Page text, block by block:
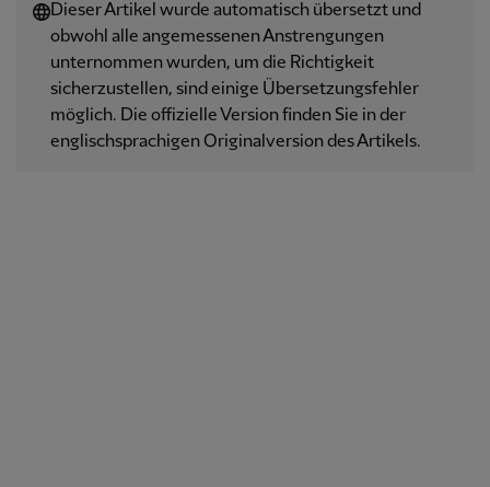
Dieser Artikel wurde automatisch übersetzt und
obwohl alle angemessenen Anstrengungen
unternommen wurden, um die Richtigkeit
sicherzustellen, sind einige Übersetzungsfehler
möglich. Die offizielle Version finden Sie in der
englischsprachigen Originalversion des Artikels.